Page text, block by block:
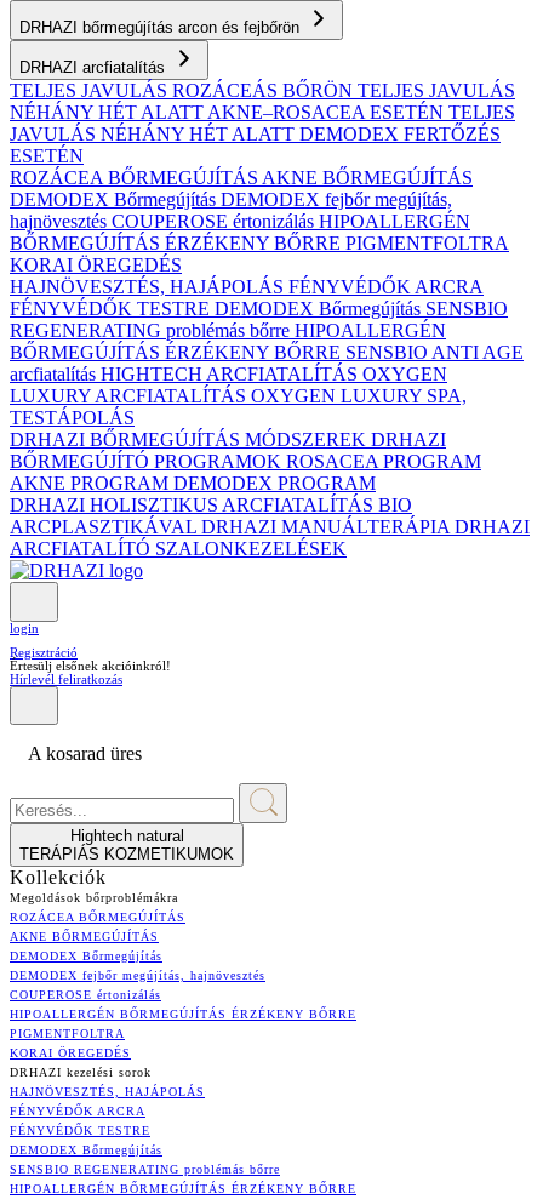
DRHAZI bőrmegújítás arcon és fejbőrön
DRHAZI arcfiatalítás
TELJES JAVULÁS ROZÁCEÁS BŐRÖN TELJES JAVULÁS
NÉHÁNY HÉT ALATT AKNE–ROSACEA ESETÉN TELJES
JAVULÁS NÉHÁNY HÉT ALATT DEMODEX FERTŐZÉS
ESETÉN
ROZÁCEA BŐRMEGÚJÍTÁS AKNE BŐRMEGÚJÍTÁS
DEMODEX Bőrmegújítás DEMODEX fejbőr megújítás,
hajnövesztés COUPEROSE értonizálás HIPOALLERGÉN
BŐRMEGÚJÍTÁS ÉRZÉKENY BŐRRE PIGMENTFOLTRA
KORAI ÖREGEDÉS
HAJNÖVESZTÉS, HAJÁPOLÁS FÉNYVÉDŐK ARCRA
FÉNYVÉDŐK TESTRE DEMODEX Bőrmegújítás SENSBIO
REGENERATING problémás bőrre HIPOALLERGÉN
BŐRMEGÚJÍTÁS ÉRZÉKENY BŐRRE SENSBIO ANTI AGE
arcfiatalítás HIGHTECH ARCFIATALÍTÁS OXYGEN
LUXURY ARCFIATALÍTÁS OXYGEN LUXURY SPA,
TESTÁPOLÁS
DRHAZI BŐRMEGÚJÍTÁS MÓDSZEREK DRHAZI
BŐRMEGÚJÍTÓ PROGRAMOK ROSACEA PROGRAM
AKNE PROGRAM DEMODEX PROGRAM
DRHAZI HOLISZTIKUS ARCFIATALÍTÁS BIO
ARCPLASZTIKÁVAL DRHAZI MANUÁLTERÁPIA DRHAZI
ARCFIATALÍTÓ SZALONKEZELÉSEK
login
Regisztráció
Értesülj elsőnek akcióinkról!
Hírlevél feliratkozás
A kosarad üres
Hightech natural
TERÁPIÁS KOZMETIKUMOK
Kollekciók
Megoldások bőrproblémákra
ROZÁCEA BŐRMEGÚJÍTÁS
AKNE BŐRMEGÚJÍTÁS
DEMODEX Bőrmegújítás
DEMODEX fejbőr megújítás, hajnövesztés
COUPEROSE értonizálás
HIPOALLERGÉN BŐRMEGÚJÍTÁS ÉRZÉKENY BŐRRE
PIGMENTFOLTRA
KORAI ÖREGEDÉS
DRHAZI kezelési sorok
HAJNÖVESZTÉS, HAJÁPOLÁS
FÉNYVÉDŐK ARCRA
FÉNYVÉDŐK TESTRE
DEMODEX Bőrmegújítás
SENSBIO REGENERATING problémás bőrre
HIPOALLERGÉN BŐRMEGÚJÍTÁS ÉRZÉKENY BŐRRE